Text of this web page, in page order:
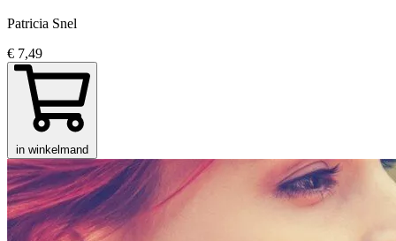
Patricia Snel
€ 7,49
in winkelmand